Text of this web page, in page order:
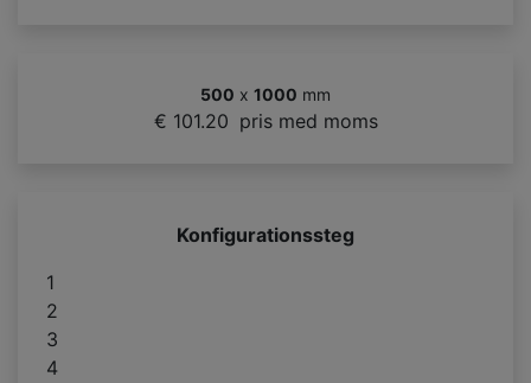
500 x 1000 mm
€ 101.20 pris med moms
Konfigurationssteg
1
2
3
4